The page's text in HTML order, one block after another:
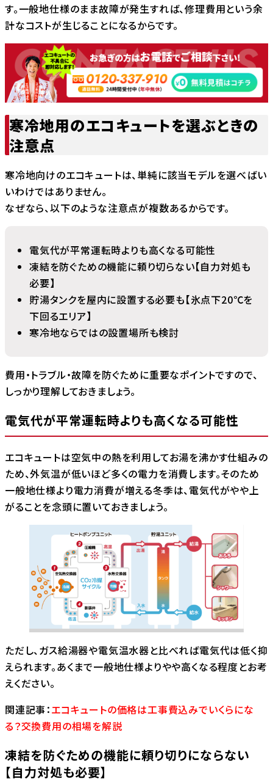
す。一般地仕様のまま故障が発生すれば、修理費用という余
計なコストが生じることになるからです。
寒冷地用のエコキュートを選ぶときの
注意点
寒冷地向けのエコキュートは、単純に該当モデルを選べばい
いわけではありません。
なぜなら、以下のような注意点が複数あるからです。
電気代が平常運転時よりも高くなる可能性
凍結を防ぐための機能に頼り切らない【自力対処も
必要】
貯湯タンクを屋内に設置する必要も【氷点下20℃を
下回るエリア】
寒冷地ならではの設置場所も検討
費用・トラブル・故障を防ぐために重要なポイントですので、
しっかり理解しておきましょう。
電気代が平常運転時よりも高くなる可能性
エコキュートは空気中の熱を利用してお湯を沸かす仕組みの
ため、外気温が低いほど多くの電力を消費します。そのため
一般地仕様より電力消費が増える冬季は、電気代がやや上
がることを念頭に置いておきましょう。
ただし、ガス給湯器や電気温水器と比べれば電気代は低く抑
えられます。あくまで一般地仕様よりやや高くなる程度とお考
えください。
関連記事：エコキュートの価格は工事費込みでいくらにな
る？交換費用の相場を解説
凍結を防ぐための機能に頼り切りにならない
【自力対処も必要】